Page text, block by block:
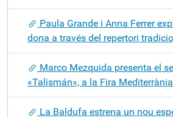
Paula Grande i Anna Ferrer
dona a través del repertori
Marco Mezquida presenta el
«Talismán», a la Fira Mediterrània
La Baldufa estrena un nou